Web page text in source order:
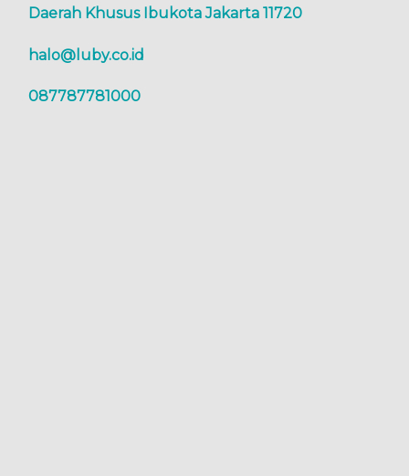
Daerah Khusus Ibukota Jakarta 11720
halo@luby.co.id
087787781000